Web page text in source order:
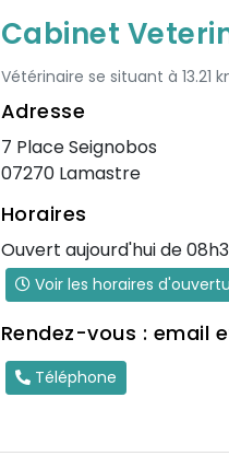
Cabinet
Vétérinaire se situant à 13.21
Adresse
7 Place Seignobos
07270 Lamastre
Horaires
Ouvert aujourd'hui de
Voir les horaires
Rendez-vous : email
Téléphone